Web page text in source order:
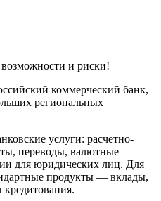
и риски!
коммерческий банк,
региональных
услуги: расчетно-
переводы, валютные
для юридических лиц. Для
продукты — вклады,
кредитования.